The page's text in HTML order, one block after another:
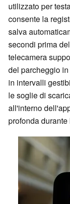
utilizzato per
consente la
salva
secondi prima
telecamera
del parcheggio
in intervalli
le soglie di
all'interno
profonda